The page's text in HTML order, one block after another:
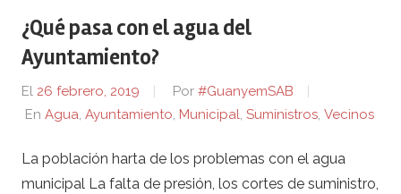
¿Qué pasa con el agua del
Ayuntamiento?
El 26 febrero, 2019 Por #GuanyemSAB
En Agua, Ayuntamiento, Municipal, Suministros, Vecinos
La población harta de los problemas con el agua
municipal La falta de presión, los cortes de suministro,